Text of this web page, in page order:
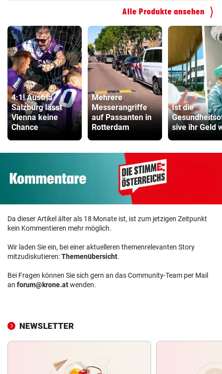
Hoverboard Vergleich
ZUM VERGLEICH
Kinderfahrrad Vergleich
ZUM VERGLEICH
Alle Produkte ansehen
4:1! Austria
Salzburg lässt
Vienna keine
Chance
Mehrere
Messerangriffe
auf Passanten in
Rotterdam
Ist die
sive ihr Geld
Da dieser Artikel älter als 18 Monate ist, ist zum jetzigen Zeitpunkt
kein Kommentieren mehr möglich.
Wir laden Sie ein, bei einer aktuelleren themenrelevanten Story
mitzudiskutieren:Themenübersicht.
Bei Fragen können Sie sich gern an das Community-Team per Mail
an forum@krone.atwenden.
NEWSLETTER